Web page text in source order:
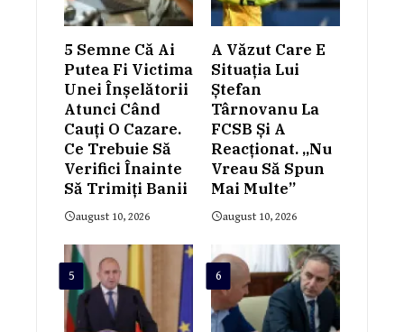
5 Semne Că Ai
Putea Fi Victima
Unei Înșelătorii
Atunci Când
Cauți O Cazare.
Ce Trebuie Să
Verifici Înainte
Să Trimiți Banii
august 10, 2026
A Văzut Care E
Situația Lui
Ștefan
Târnovanu La
FCSB Și A
Reacționat. „Nu
Vreau Să Spun
Mai Multe”
august 10, 2026
5 6